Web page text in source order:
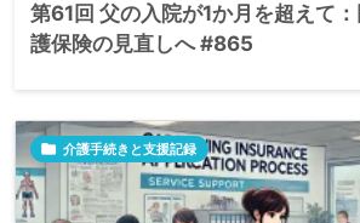
第61回 父の入院が1か月を超えて
護保険の見直しへ #865
 介護手続きと支援記録